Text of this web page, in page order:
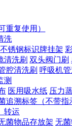
重复使用）
洗
不锈钢标识牌挂架
清洗刷 双头阀门刷
腔清洗刷 呼吸机管
测
医用吸水纸 压力
追溯标签（不带指
转运
菌物品存放架 无